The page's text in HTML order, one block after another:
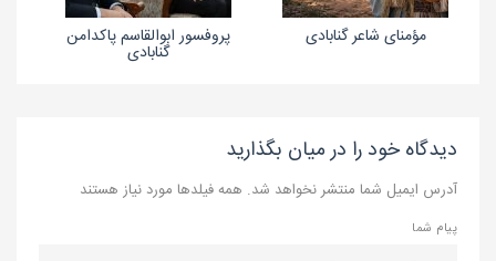
پروفسور ابوالقاسم پاکدامن
گنابادی
مؤمنای شاعر گنابادی
دیدگاه خود را در میان بگذارید
آدرس ایمیل شما منتشر نخواهد شد. همه فیلدها مورد نیاز هستند
پیام شما